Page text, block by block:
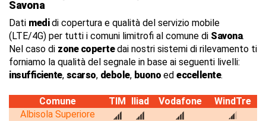
Savona
Dati medidi copertura e qualità del servizio mobile
(LTE/4G) per tutti i comuni limitrofi al comune di Savona.
Nel caso di zone copertedai nostri sistemi di rilevamento ti
forniamo la qualità del segnale in base ai seguenti livelli:
insufficiente, scarso, debole, buono ed eccellente.
Comune TIM Iliad Vodafone
WindTre
Albisola Superiore